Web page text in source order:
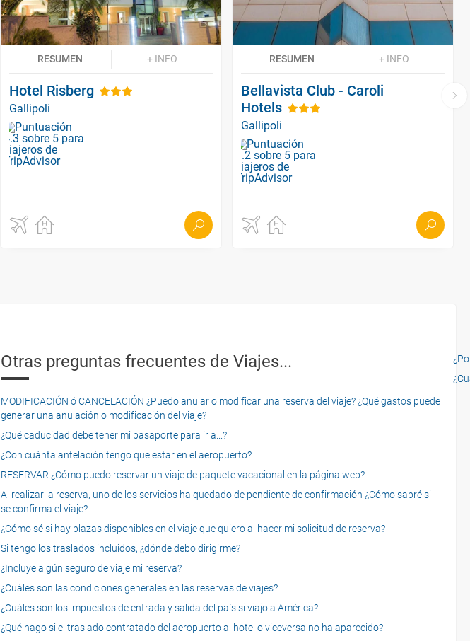
RESUMEN + INFO
Hotel Risberg
Gallipoli
RESUMEN + INFO
Bellavista Club - Caroli
Hotels
Gallipoli
Otras preguntas frecuentes de Viajes...
MODIFICACIÓN ó CANCELACIÓN ¿Puedo anular o modificar una reserva del viaje? ¿Qué gastos puede
generar una anulación o modificación del viaje?
¿Qué caducidad debe tener mi pasaporte para ir a...?
¿Con cuánta antelación tengo que estar en el aeropuerto?
RESERVAR ¿Cómo puedo reservar un viaje de paquete vacacional en la página web?
Al realizar la reserva, uno de los servicios ha quedado de pendiente de confirmación ¿Cómo sabré si
se confirma el viaje?
¿Cómo sé si hay plazas disponibles en el viaje que quiero al hacer mi solicitud de reserva?
Si tengo los traslados incluidos, ¿dónde debo dirigirme?
¿Incluye algún seguro de viaje mi reserva?
¿Cuáles son las condiciones generales en las reservas de viajes?
¿Cuáles son los impuestos de entrada y salida del país si viajo a América?
¿Qué hago si el traslado contratado del aeropuerto al hotel o viceversa no ha aparecido?